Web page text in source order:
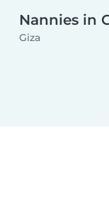
Nannies in
Giza